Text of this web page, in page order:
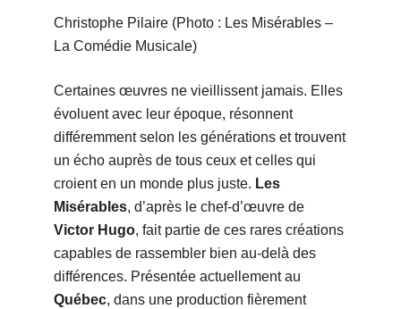
Christophe Pilaire (Photo : Les Misérables –
La Comédie Musicale)
Certaines œuvres ne vieillissent jamais. Elles
évoluent avec leur époque, résonnent
différemment selon les générations et trouvent
un écho auprès de tous ceux et celles qui
croient en un monde plus juste. Les
Misérables, d’après le chef-d’œuvre de
Victor Hugo, fait partie de ces rares créations
capables de rassembler bien au-delà des
différences. Présentée actuellement au
Québec, dans une production fièrement